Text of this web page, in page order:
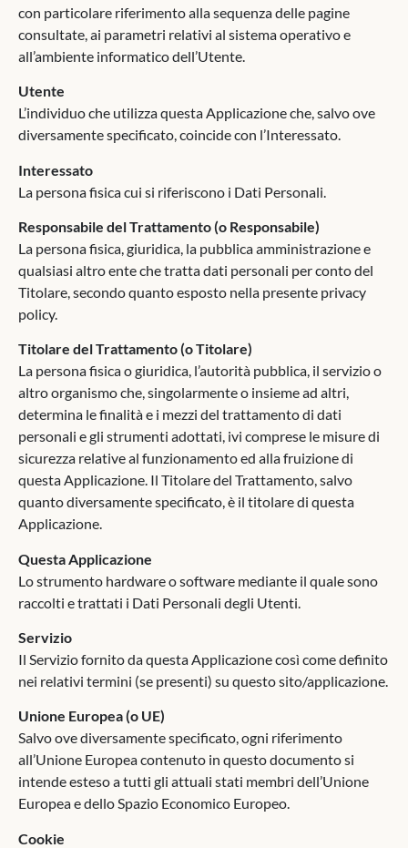
con particolare riferimento alla sequenza delle pagine
consultate, ai parametri relativi al sistema operativo e
all’ambiente informatico dell’Utente.
Utente
L’individuo che utilizza questa Applicazione che, salvo ove
diversamente specificato, coincide con l’Interessato.
Interessato
La persona fisica cui si riferiscono i Dati Personali.
Responsabile del Trattamento (o Responsabile)
La persona fisica, giuridica, la pubblica amministrazione e
qualsiasi altro ente che tratta dati personali per conto del
Titolare, secondo quanto esposto nella presente privacy
policy.
Titolare del Trattamento (o Titolare)
La persona fisica o giuridica, l’autorità pubblica, il servizio o
altro organismo che, singolarmente o insieme ad altri,
determina le finalità e i mezzi del trattamento di dati
personali e gli strumenti adottati, ivi comprese le misure di
sicurezza relative al funzionamento ed alla fruizione di
questa Applicazione. Il Titolare del Trattamento, salvo
quanto diversamente specificato, è il titolare di questa
Applicazione.
Questa Applicazione
Lo strumento hardware o software mediante il quale sono
raccolti e trattati i Dati Personali degli Utenti.
Servizio
Il Servizio fornito da questa Applicazione così come definito
nei relativi termini (se presenti) su questo sito/applicazione.
Unione Europea (o UE)
Salvo ove diversamente specificato, ogni riferimento
all’Unione Europea contenuto in questo documento si
intende esteso a tutti gli attuali stati membri dell’Unione
Europea e dello Spazio Economico Europeo.
Cookie